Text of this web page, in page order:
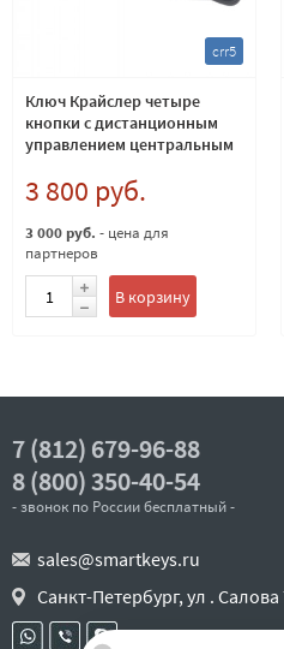
crr5
Ключ Крайслер четыре
кнопки с дистанционным
управлением центральным
Европейский 433Мгц
3 800 руб.
3 000 руб. - цена для
партнеров
В корзину
7 (812) 679-96-88
8 (800) 350-40-54
- звонок по России бесплатный -
sales@smartkeys.ru
Санкт-Петербург, ул .